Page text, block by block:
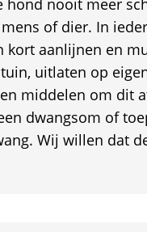
of dier. In
kort aanlijnen en
uitlaten op
middelen om dit
dwangsom of
Wij willen dat